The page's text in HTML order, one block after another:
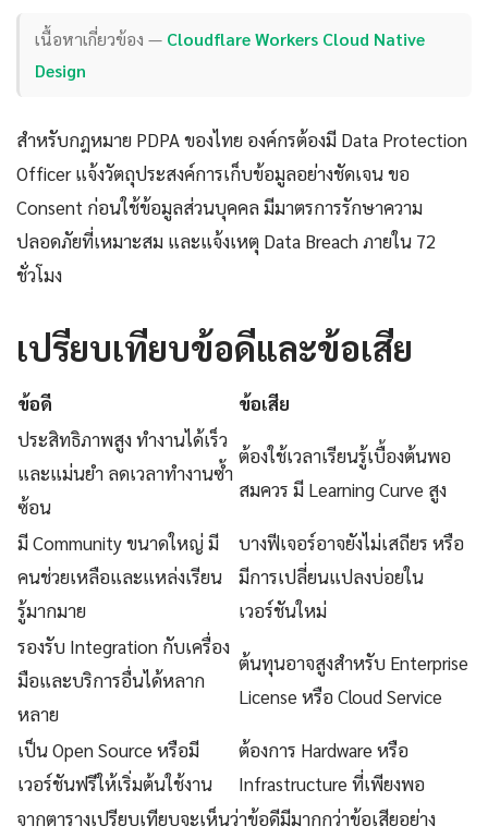
เนื้อหาเกี่ยวข้อง — Cloudflare Workers Cloud Native
Design
สำหรับกฎหมาย PDPA ของไทย องค์กรต้องมี Data Protection
Officer แจ้งวัตถุประสงค์การเก็บข้อมูลอย่างชัดเจน ขอ
Consent ก่อนใช้ข้อมูลส่วนบุคคล มีมาตรการรักษาความ
ปลอดภัยที่เหมาะสม และแจ้งเหตุ Data Breach ภายใน 72
ชั่วโมง
เปรียบเทียบข้อดีและข้อเสีย
ข้อดี
ข้อเสีย
ประสิทธิภาพสูง ทำงานได้เร็ว
และแม่นยำ ลดเวลาทำงานซ้ำ
ซ้อน
ต้องใช้เวลาเรียนรู้เบื้องต้นพอ
สมควร มี Learning Curve สูง
มี Community ขนาดใหญ่ มี
คนช่วยเหลือและแหล่งเรียน
รู้มากมาย
บางฟีเจอร์อาจยังไม่เสถียร หรือ
มีการเปลี่ยนแปลงบ่อยใน
เวอร์ชันใหม่
รองรับ Integration กับเครื่อง
มือและบริการอื่นได้หลาก
หลาย
ต้นทุนอาจสูงสำหรับ Enterprise
License หรือ Cloud Service
เป็น Open Source หรือมี
เวอร์ชันฟรีให้เริ่มต้นใช้งาน
ต้องการ Hardware หรือ
Infrastructure ที่เพียงพอ
จากตารางเปรียบเทียบจะเห็นว่าข้อดีมีมากกว่าข้อเสียอย่าง